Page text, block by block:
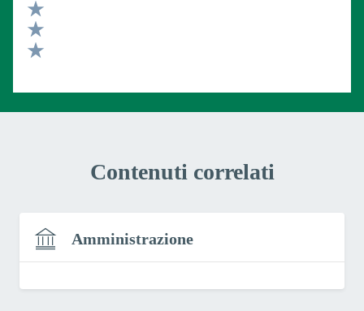
Valuta 4 stelle su 5
Valuta 3 stelle su 5
Valuta 2 stelle su 5
Contenuti correlati
Amministrazione